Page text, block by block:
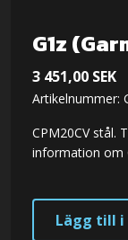
G1z
3 451,00 SEK
Artikelnummer:
CPM20CV stål.
information om
Lägg till i